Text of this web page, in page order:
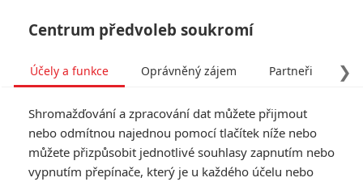
Centrum předvoleb soukromí
❯
Účely a funkce Oprávněný zájem Partneři
Shromažďování a zpracování dat můžete přijmout
nebo odmítnou najednou pomocí tlačítek níže nebo
můžete přizpůsobit jednotlivé souhlasy zapnutím nebo
vypnutím přepínače, který je u každého účelu nebo